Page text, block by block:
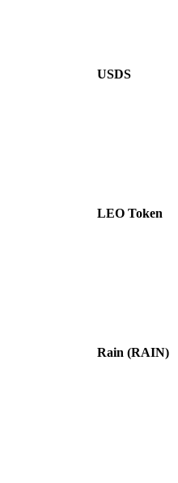
USDS
LEO Token
Rain (RAIN)